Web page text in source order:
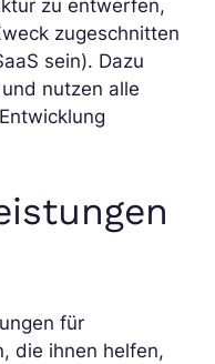
zu entwerfen,
zugeschnitten
sein). Dazu
nutzen alle
für
die ihnen helfen,